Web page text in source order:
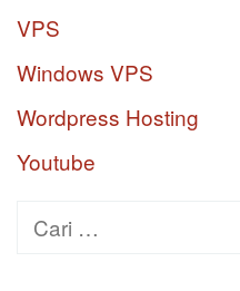
VPS
Windows VPS
Wordpress Hosting
Youtube
Cari